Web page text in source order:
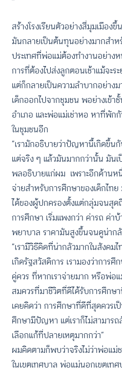
สร้างโรงเรียนตัวอย่างสี่มุมเมือ
มันกลายเป็นต้นทุนอย่างมากสำ
ประเทศที่พ่อแม่ต้องทำงานอย่าง
การที่ต้องไปส่งลูกตอนเช้าแม้จะร
แต่ก็กลายเป็นความลำบากอย่าง
เด็กออกไปจากชุมชน พอย่างเข้า
อำเภอ และพ่อแม่เช่าหอ หาที่พัก
ในชุมชนอีก
“เรามักอธิบายว่าปัญหานี้เกิดขึ้น
แต่จริง ๆ แล้วมันมากกว่านั้น มันเ
พลอธิบายแก่ผม เพราะอีกด้านห
จ่ายสำหรับการศึกษาของเด็กไท
ได้ของผู้ปกครองตั้งแต่กลุ่มจนสุด
การศึกษา เริ่มแพงกว่า ค่ารถ ค่า
พยาบาล ราคามันสูงขึ้นจนดูน่าก
“เรามีวิธีคิดที่น่ากลัวมากในสังคม
เกิดรัฐสวัสดิการ เรามองว่าการ
คู่ควร ที่หากเราจ่ายมาก หรือพ่
สมควรที่มาชีวิตที่ดีได้รับการศึกษ
เคยคิดว่า การศึกษาที่ดีที่สุดควรเ
ศึกษามีปัญหา แต่เราก็ไม่สามารถ
เลือกแก้ที่ปลายเหตุมากกว่า”
ผมคิดตามก็พบว่าจริงไม่ว่าพ่อแม่
ในเขตเทศบาล พ่อแม่นอกเขตเ